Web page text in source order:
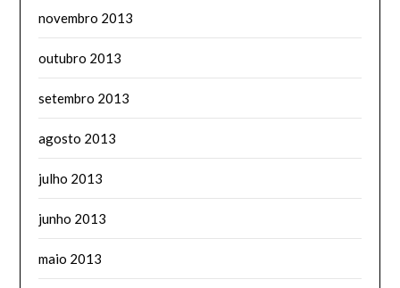
novembro 2013
outubro 2013
setembro 2013
agosto 2013
julho 2013
junho 2013
maio 2013